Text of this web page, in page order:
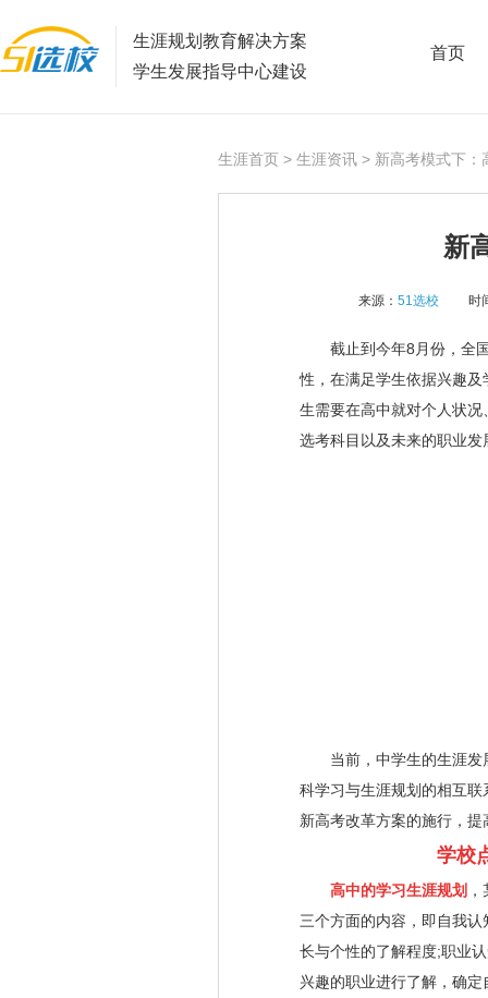
生涯规划教育解决方案
学生发展指导中心建设
首页
生涯首页 > 生涯资讯 > 新高考模式下：
新
来源： 51选校 时
截止到今年8月份，全国
性，在满足学生依据兴趣
生需要在高中就对个人状
选考科目以及未来的职业
当前，中学生的生涯发
科学习与生涯规划的相互
新高考改革方案的施行，
学校
高中的学习生涯规划
三个方面的内容，即自我
长与个性的了解程度;职业
兴趣的职业进行了解，确